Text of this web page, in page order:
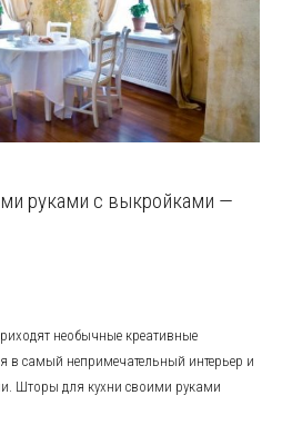
руками с выкройками —
необычные креативные
в самый непримечательный интерьер и
Шторы для кухни своими руками